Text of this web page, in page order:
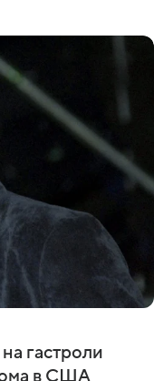
гастроли
в США